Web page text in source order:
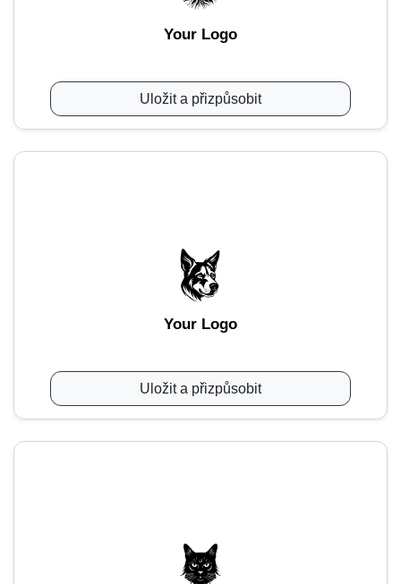
Your Logo
Uložit a přizpůsobit
Your Logo
Uložit a přizpůsobit